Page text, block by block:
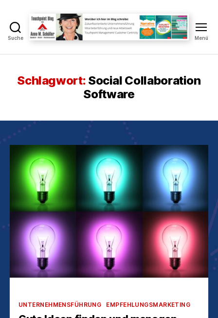
Suche
Touchpoint
Blog
M.
Schüller
Menü
Schlagwort: Social Collaboration
Software
Kategorien
UNTERNEHMENSFÜHRUNG EMPFEHLUNGSMARKETING